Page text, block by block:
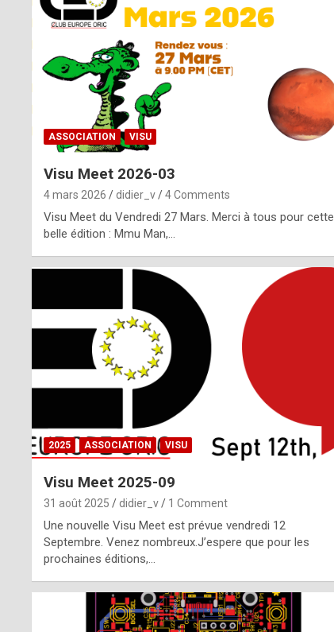
m
ASSOCIATION VISU
Visu Meet 2026-03
4 mars 2026 didier_v 4 Comments
Visu Meet du Vendredi 27 Mars. Merci à tous pour cette
belle édition : Mmu Man,…
2025 ASSOCIATION VISU
Visu Meet 2025-09
31 août 2025 didier_v 1 Comment
Une nouvelle Visu Meet est prévue vendredi 12
Septembre. Venez nombreux.J’espere que pour les
prochaines éditions,…